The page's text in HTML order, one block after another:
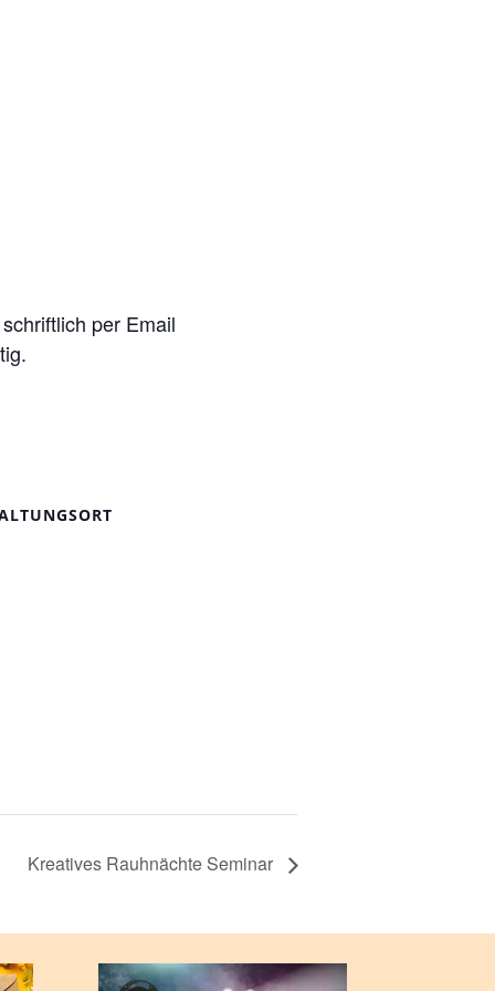
per Email
Kreatives Rauhnächte Seminar